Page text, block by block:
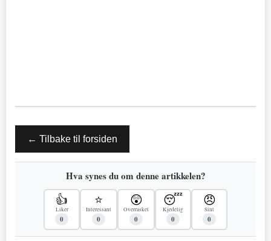
← Tilbake til forsiden
Hva synes du om denne artikkelen?
👍
Liker
0
⭐
Interessant
0
😲
Overrasket
0
😴
Kjedelig
0
😠
Sint
0